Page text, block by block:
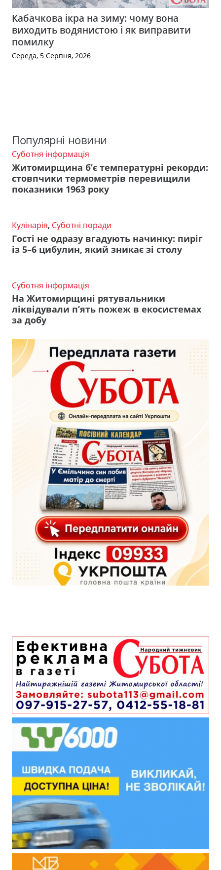
Кабачкова ікра на зиму: чому вона
виходить водянистою і як виправити
помилку
Середа, 5 Серпня, 2026
Популярні новини
Суботня інформація
Житомирщина б’є температурні рекорди:
стовпчики термометрів перевищили
показники 1963 року
Кулінарія, Суботні поради
Гості не одразу вгадують начинку: пиріг
із 5–6 цибулин, який зникає зі столу
Суботня інформація
На Житомирщині рятувальники
ліквідували п’ять пожеж в екосистемах
за добу